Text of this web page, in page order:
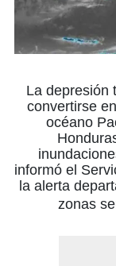
La depresión
convertirse
océano
informó el
la alerta
zonas